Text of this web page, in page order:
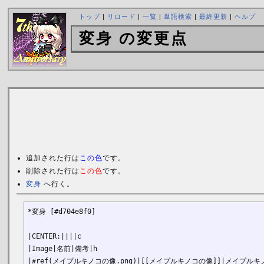
トップ リロード |一覧 |単語検索 |最終更新 |ヘルプ
変身 の変更点
追加された行は この色です。
削除された行は この色です。
変身 へ行く。
*変身 [#d704e8f0]
|CENTER:||||c
|Image|名前|備考|h
|#ref(メイプルキノコの像.png)|[[メイプルキノコの像]]|メイプルキ